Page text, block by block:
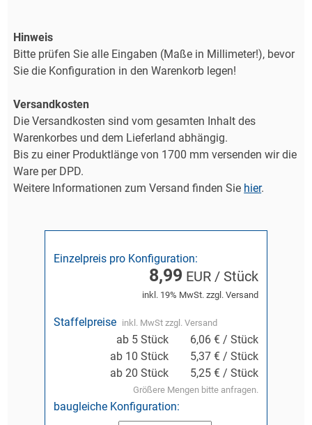
Hinweis
Bitte prüfen Sie alle Eingaben (Maße in Millimeter!), bevor
Sie die Konfiguration in den Warenkorb legen!
Versandkosten
Die Versandkosten sind vom gesamten Inhalt des
Warenkorbes und dem Lieferland abhängig.
Bis zu einer Produktlänge von 1700 mm versenden wir die
Ware per DPD.
Weitere Informationen zum Versand finden Sie hier.
Einzelpreis pro Konfiguration:
8,99 EUR / Stück
inkl. 19% MwSt. zzgl. Versand
Staffelpreise inkl. MwSt zzgl. Versand
ab 5 Stück
6,06 € / Stück
ab 10 Stück
5,37 € / Stück
ab 20 Stück
5,25 € / Stück
Größere Mengen bitte anfragen.
baugleiche Konfiguration: